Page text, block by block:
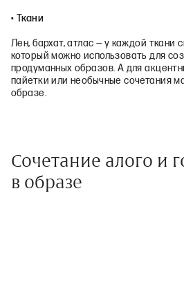
• Ткани
Лен, бархат, атлас — у каждой ткани
который можно использовать для
продуманных образов. А для
пайетки или необычные сочетания
образе.
Сочетание алого и
в образе